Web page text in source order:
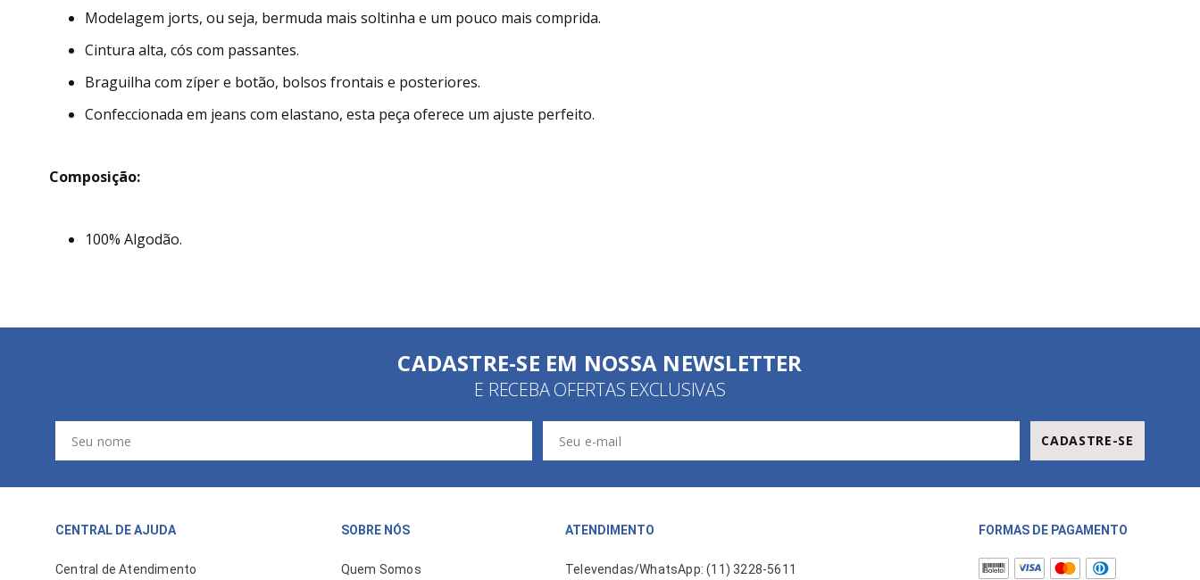
Modelagem jorts, ou seja, bermuda mais soltinha e um pouco mais comprida.
Cintura alta, cós com passantes.
Braguilha com zíper e botão, bolsos frontais e posteriores.
Confeccionada em jeans com elastano, esta peça oferece um ajuste perfeito.
Composição:
100% Algodão.
CADASTRE-SE EM NOSSA NEWSLETTER
E RECEBA OFERTAS EXCLUSIVAS
CADASTRE-SE
CENTRAL DE AJUDA
Central de Atendimento
SOBRE NÓS
Quem Somos
ATENDIMENTO
Televendas/WhatsApp: (11) 3228-5611
FORMAS DE PAGAMENTO